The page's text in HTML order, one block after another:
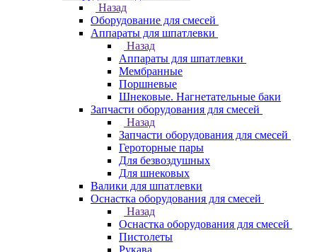
Назад
Оборудование для смесей
Аппараты для шпатлевки
Назад
Аппараты для шпатлевки
Мембранные
Поршневые
Шнековые. Нагнетательные баки
Запчасти оборудования для смесей
Назад
Запчасти оборудования для смесей
Героторные пары
Для безвоздушных
Для шнековых
Валики для шпатлевки
Оснастка оборудования для смесей
Назад
Оснастка оборудования для смесей
Пистолеты
Рукава